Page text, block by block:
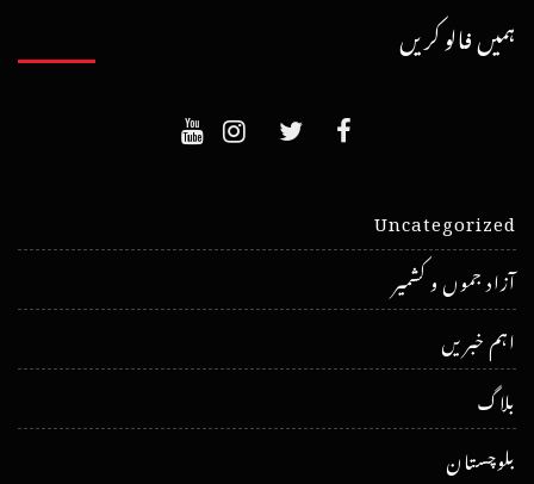
ہمیں فالو کریں
Uncategorized
آزاد جموں و کشمیر
اہم خبریں
بلاگ
بلوچستان